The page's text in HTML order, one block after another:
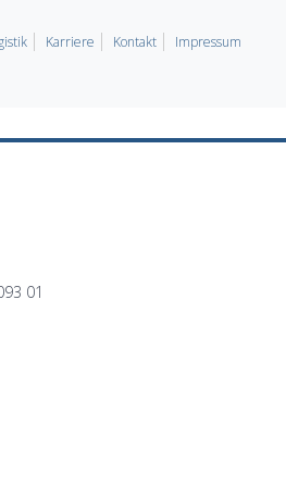
Karriere Kontakt Impressum
01